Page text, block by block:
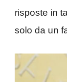
risposte in
solo da un